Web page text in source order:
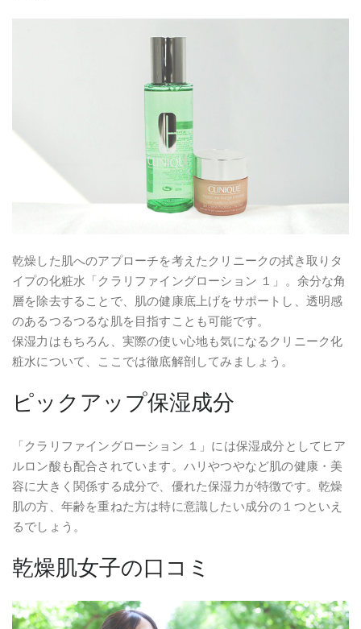
乾燥した肌へのアプローチを考えたクリニークの拭き取りタ
イプの化粧水「クラリファイングローション １」。余分な角
層を除去することで、肌の健康底上げをサポートし、透明感
のあるつるつるな肌を目指すことも可能です。
保湿力はもちろん、実際の使い心地も気になるクリニーク化
粧水について、ここでは徹底解剖してみましょう。
ピックアップ保湿成分
「クラリファイングローション １」には保湿成分としてヒア
ルロン酸も配合されています。ハリやつやなど肌の健康・美
容に大きく関係する成分で、優れた保湿力が特徴です。乾燥
肌の方、年齢を重ねた方は特に意識したい成分の１つといえ
るでしょう。
乾燥肌女子の口コミ